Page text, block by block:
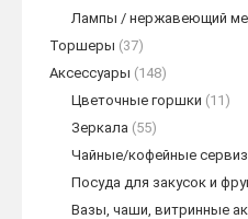
Лампы / нержавеющий
Торшеры (37)
Аксессуары (148)
Цветочные горшки (11)
Зеркала (55)
Чайные/кофейные
Посуда для закусок и
Вазы, чаши, витринные